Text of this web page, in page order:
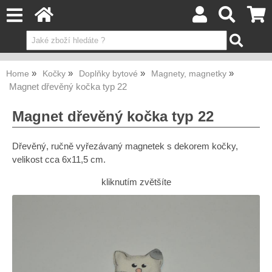
Home Kočky Doplňky bytové Magnety, magnetky
Magnet dřevěný kočka typ 22
Magnet dřevěný kočka typ 22
Dřevěný, ručně vyřezávaný magnetek s dekorem kočky,
velikost cca 6x11,5 cm.
kliknutím zvětšíte